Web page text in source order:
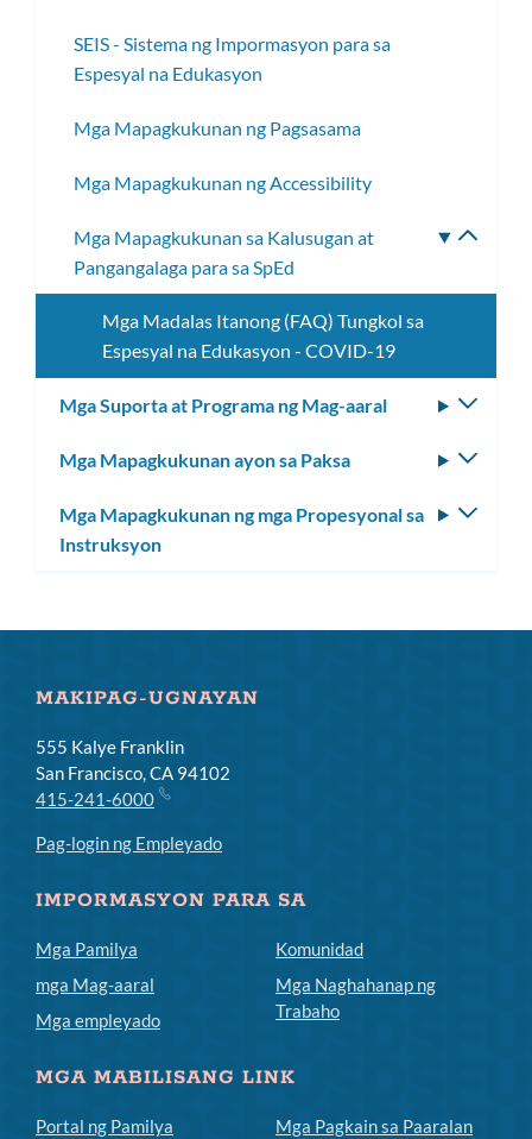
SEIS - Sistema ng Impormasyon para sa
Espesyal na Edukasyon
Mga Mapagkukunan ng Pagsasama
Mga Mapagkukunan ng Accessibility
Mga Mapagkukunan sa Kalusugan at
Pangangalaga para sa SpEd
ang
Mga Madalas Itanong (FAQ) Tungkol sa
Espesyal na Edukasyon - COVID-19
Mga Suporta at Programa ng Mag-aaral
Mga Mapagkukunan ayon sa Paksa
Mga Mapagkukunan ng mga Propesyonal sa
Instruksyon
MAKIPAG-UGNAYAN
555 Kalye Franklin
San Francisco, CA 94102
415-241-6000
Pag-login ng Empleyado
IMPORMASYON PARA SA
Mga Pamilya
mga Mag-aaral
Mga empleyado
Komunidad
Mga Naghahanap ng
Trabaho
MGA MABILISANG LINK
Portal ng Pamilya
Mga Pagkain sa Paaralan